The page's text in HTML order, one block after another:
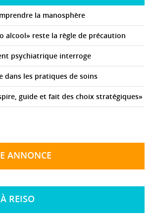
la manosphère
alcool» reste la règle de précaution
psychiatrique interroge
dans les pratiques de soins
guide et fait des choix stratégiques»
ANNONCE
REISO